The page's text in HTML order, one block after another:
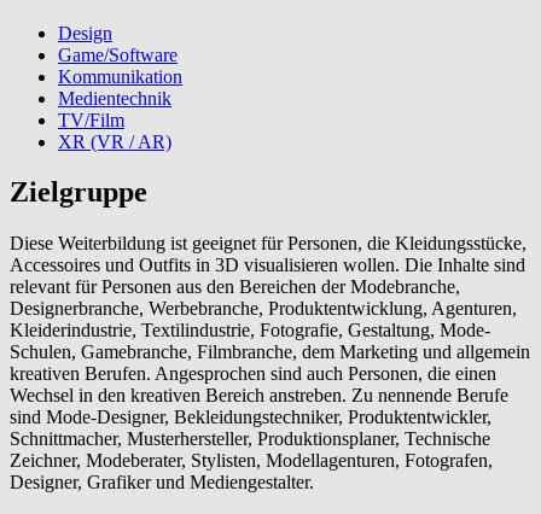
Design
Game/Software
Kommunikation
Medientechnik
TV/Film
XR (VR / AR)
Zielgruppe
Diese Weiterbildung ist geeignet für Personen, die Kleidungsstücke,
Accessoires und Outfits in 3D visualisieren wollen. Die Inhalte sind
relevant für Personen aus den Bereichen der Modebranche,
Designerbranche, Werbebranche, Produktentwicklung, Agenturen,
Kleiderindustrie, Textilindustrie, Fotografie, Gestaltung, Mode-
Schulen, Gamebranche, Filmbranche, dem Marketing und allgemein
kreativen Berufen. Angesprochen sind auch Personen, die einen
Wechsel in den kreativen Bereich anstreben. Zu nennende Berufe
sind Mode-Designer, Bekleidungstechniker, Produktentwickler,
Schnittmacher, Musterhersteller, Produktionsplaner, Technische
Zeichner, Modeberater, Stylisten, Modellagenturen, Fotografen,
Designer, Grafiker und Mediengestalter.